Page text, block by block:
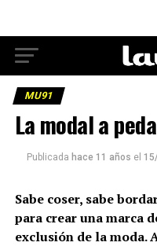
MU91
La modal a
Publicada hace 11 años el
Sabe coser, sabe
para crear una marca
exclusión de la moda.